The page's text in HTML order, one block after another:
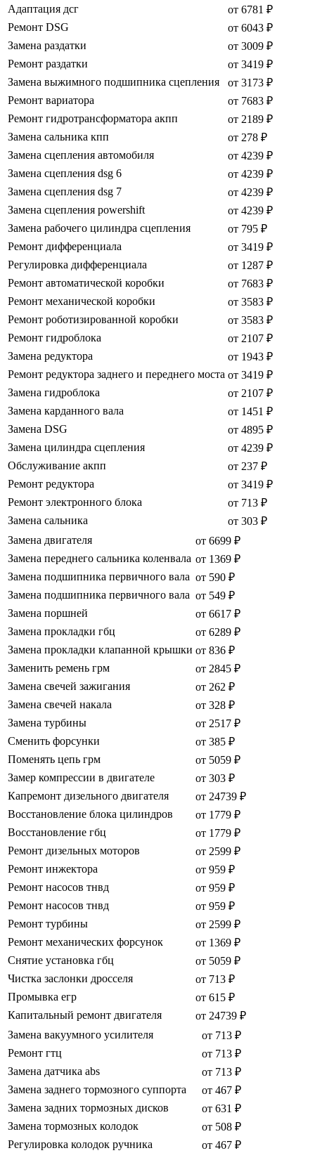
Адаптация дсг
от 6781 ₽
Ремонт DSG
от 6043 ₽
Замена раздатки
от 3009 ₽
Ремонт раздатки
от 3419 ₽
Замена выжимного подшипника сцепления
от 3173 ₽
Ремонт вариатора
от 7683 ₽
Ремонт гидротрансформатора акпп
от 2189 ₽
Замена сальника кпп
от 278 ₽
Замена сцепления автомобиля
от 4239 ₽
Замена сцепления dsg 6
от 4239 ₽
Замена сцепления dsg 7
от 4239 ₽
Замена сцепления powershift
от 4239 ₽
Замена рабочего цилиндра сцепления
от 795 ₽
Ремонт дифференциала
от 3419 ₽
Регулировка дифференциала
от 1287 ₽
Ремонт автоматической коробки
от 7683 ₽
Ремонт механической коробки
от 3583 ₽
Ремонт роботизированной коробки
от 3583 ₽
Ремонт гидроблока
от 2107 ₽
Замена редуктора
от 1943 ₽
Ремонт редуктора заднего и переднего моста от 3419 ₽
Замена гидроблока
от 2107 ₽
Замена карданного вала
от 1451 ₽
Замена DSG
от 4895 ₽
Замена цилиндра сцепления
от 4239 ₽
Обслуживание акпп
от 237 ₽
Ремонт редуктора
от 3419 ₽
Ремонт электронного блока
от 713 ₽
Замена сальника
от 303 ₽
Замена двигателя
от 6699 ₽
Замена переднего сальника коленвала от 1369 ₽
Замена подшипника первичного вала от 590 ₽
Замена подшипника первичного вала от 549 ₽
Замена поршней
от 6617 ₽
Замена прокладки гбц
от 6289 ₽
Замена прокладки клапанной крышки от 836 ₽
Заменить ремень грм
от 2845 ₽
Замена свечей зажигания
от 262 ₽
Замена свечей накала
от 328 ₽
Замена турбины
от 2517 ₽
Сменить форсунки
от 385 ₽
Поменять цепь грм
от 5059 ₽
Замер компрессии в двигателе
от 303 ₽
Капремонт дизельного двигателя
от 24739 ₽
Восстановление блока цилиндров
от 1779 ₽
Восстановление гбц
от 1779 ₽
Ремонт дизельных моторов
от 2599 ₽
Ремонт инжектора
от 959 ₽
Ремонт насосов тнвд
от 959 ₽
Ремонт насосов тнвд
от 959 ₽
Ремонт турбины
от 2599 ₽
Ремонт механических форсунок
от 1369 ₽
Снятие установка гбц
от 5059 ₽
Чистка заслонки дросселя
от 713 ₽
Промывка егр
от 615 ₽
Капитальный ремонт двигателя
от 24739 ₽
Замена вакуумного усилителя
от 713 ₽
Ремонт гтц
от 713 ₽
Замена датчика abs
от 713 ₽
Замена заднего тормозного суппорта
от 467 ₽
Замена задних тормозных дисков
от 631 ₽
Замена тормозных колодок
от 508 ₽
Регулировка колодок ручника
от 467 ₽